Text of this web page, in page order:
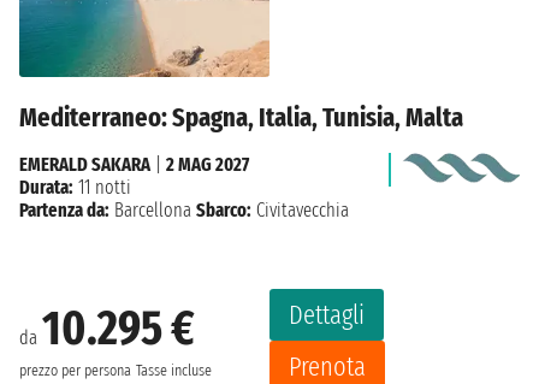
Mediterraneo: Spagna, Italia, Tunisia, Malta
da 10.295 €
prezzo per persona Tasse incluse
Dettagli
Prenota
EMERALD SAKARA
2 MAG 2027
Durata: 11 notti
Partenza da: Barcellona Sbarco: Civitavecchia